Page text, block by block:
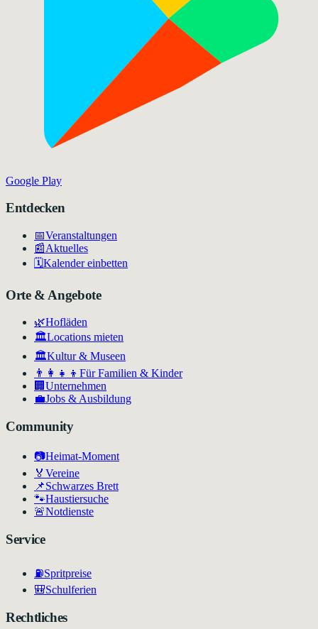
Google Play
Entdecken
📅Veranstaltungen
📰Aktuelles
🗓️Kalender einbetten
Orte & Angebote
🌿Hofläden
🏛️Locations mieten
🏛Kultur & Museen
👨‍👩‍👧‍👦 Für Familien & Kinder
🏢 Unternehmen
💼Jobs & Ausbildung
Community
📷Heimat-Moment
🏅 Vereine
📌Schwarzes Brett
🐾Haustiersuche
🚨Notdienste
Service
⛽Spritpreise
🎒Schulferien
Rechtliches